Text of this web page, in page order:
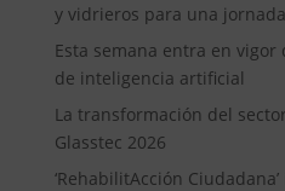
y vidrieros para una
Esta semana entra en
de inteligencia artificial
La transformación del
Glasstec 2026
‘RehabilitAcción